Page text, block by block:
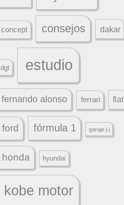
concept consejos dakar
dgt estudio
fernando alonso ferrari fiat
ford fórmula 1 garaje j-j
honda hyundai
kobe motor